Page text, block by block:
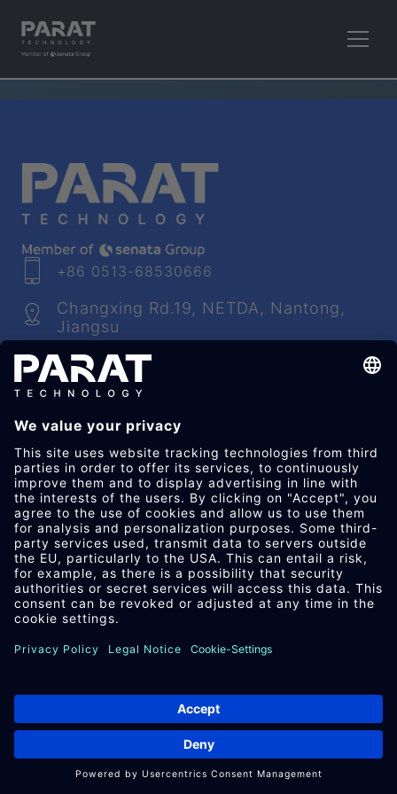
RETHINK PLASTICS.
+86 0513-68530666
Changxing Rd.19, NETDA, Nantong,
Jiangsu
info​@ parat -technology.com
YoutubeFacebook
法律声明
数据保护
采购条款与条件
相关文件下载